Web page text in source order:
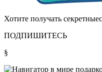
Хотите получать секретные
ПОДПИШИТЕСЬ
§